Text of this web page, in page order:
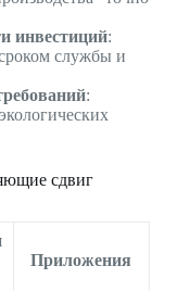
инвестиций:
службы и
:
сдвиг
Приложения